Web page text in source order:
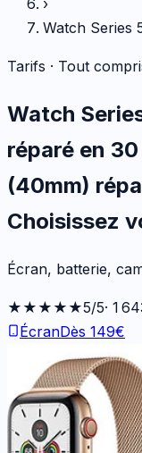
›
Watch Series
Tarifs · Tout
Watch
réparé en
(40mm)
Choisissez
Écran, batterie,
★★★★★5/5· 1
ÉcranDès 149€